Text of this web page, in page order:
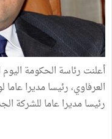
العرفاوي، رئيسا مديرا عاما
رئيسا مديرا عاما للشركة